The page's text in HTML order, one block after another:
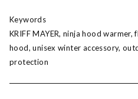
Keywords
KRIFF MAYER, ninja hood
hood, unisex winter accessory,
protection